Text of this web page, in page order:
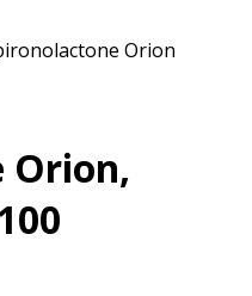
Orion
Orion,